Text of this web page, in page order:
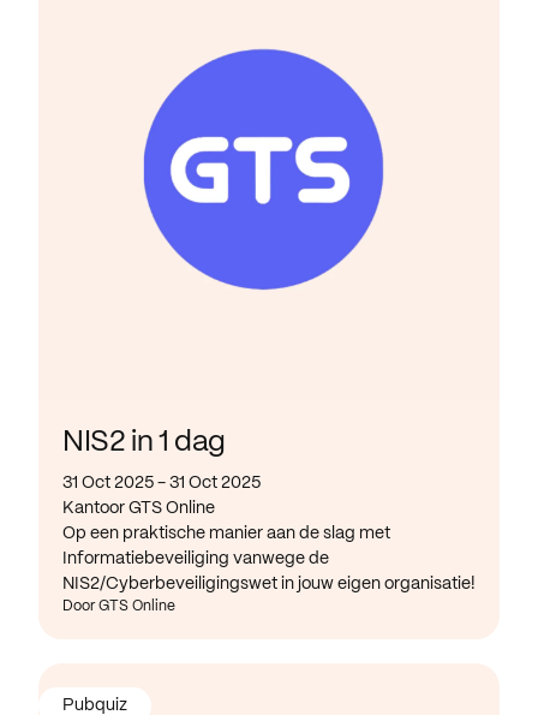
NIS2 in 1 dag
31 Oct 2025 - 31 Oct 2025
Kantoor GTS Online
Op een praktische manier aan de slag met
Informatiebeveiliging vanwege de
NIS2/Cyberbeveiligingswet in jouw eigen organisatie!
Door GTS Online
Pubquiz